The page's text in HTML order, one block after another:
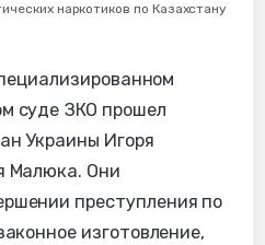
наркотиков по Казахстану
суде ЗКО прошел
Украины Игоря
Малюка. Они
преступления по
изготовление,